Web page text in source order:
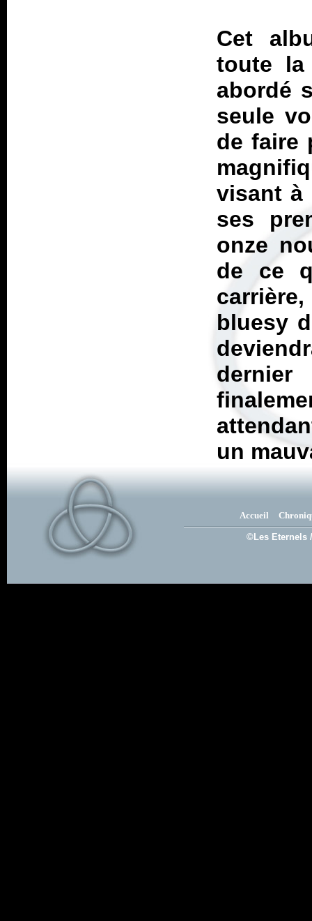
Cet
toute la
abordé
seule
de faire
visant à
ses
onze
de ce
bluesy
un
Accueil
©Les Eternels